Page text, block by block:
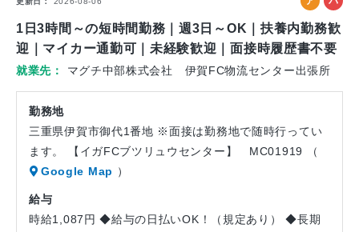
ル
ト
ー
1日3時間～の短時間勤務｜週3日～OK｜扶養内勤務歓
迎｜マイカー通勤可｜未経験歓迎｜面接時履歴書不要
就業先 マグチ中部株式会社 伊賀FC物流センター出張所
勤務地
三重県伊賀市御代1番地 ※面接は勤務地で随時行ってい
ます。 【イガFCブツリュウセンター】 MC01919 （
Google Map ）
給与
時給1,087円 ◆給与の日払いOK！（規定あり） ◆長期